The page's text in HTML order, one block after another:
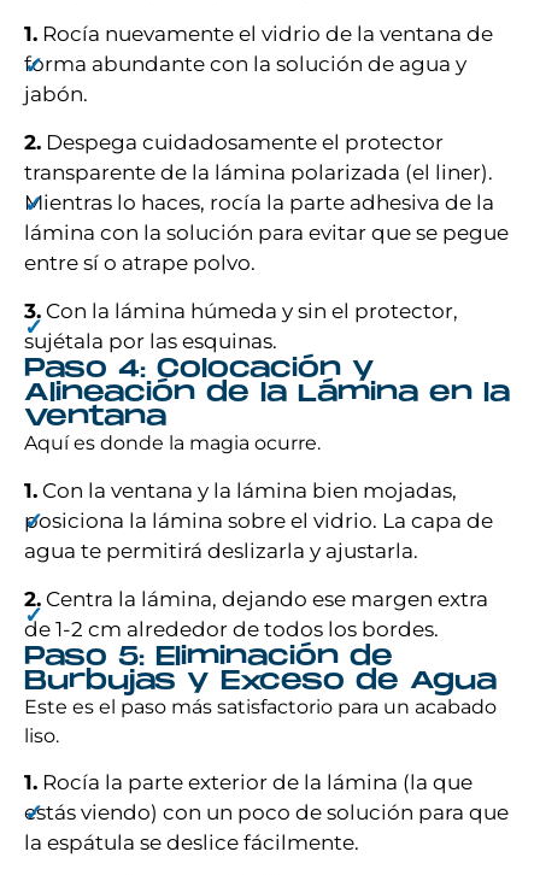
1. Rocía nuevamente el vidrio de la ventana de
forma abundante con la solución de agua y
jabón.
2. Despega cuidadosamente el protector
transparente de la lámina polarizada (el liner).
Mientras lo haces, rocía la parte adhesiva de la
lámina con la solución para evitar que se pegue
entre sí o atrape polvo.
3. Con la lámina húmeda y sin el protector,
sujétala por las esquinas.
Paso 4: Colocación y
Alineación de la Lámina en la
Ventana
Aquí es donde la magia ocurre.
1. Con la ventana y la lámina bien mojadas,
posiciona la lámina sobre el vidrio. La capa de
agua te permitirá deslizarla y ajustarla.
2. Centra la lámina, dejando ese margen extra
de 1-2 cm alrededor de todos los bordes.
Paso 5: Eliminación de
Burbujas y Exceso de Agua
Este es el paso más satisfactorio para un acabado
liso.
1. Rocía la parte exterior de la lámina (la que
estás viendo) con un poco de solución para que
la espátula se deslice fácilmente.